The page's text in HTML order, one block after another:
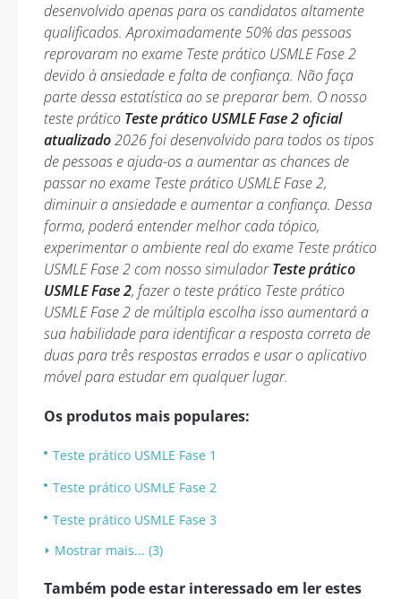
desenvolvido apenas para os candidatos altamente
qualificados. Aproximadamente 50% das pessoas
reprovaram no exame Teste prático USMLE Fase 2
devido à ansiedade e falta de confiança. Não faça
parte dessa estatística ao se preparar bem. O nosso
teste prático Teste prático USMLE Fase 2 oficial
atualizado2026 foi desenvolvido para todos os tipos
de pessoas e ajuda-os a aumentar as chances de
passar no exame Teste prático USMLE Fase 2,
diminuir a ansiedade e aumentar a confiança. Dessa
forma, poderá entender melhor cada tópico,
experimentar o ambiente real do exame Teste prático
USMLE Fase 2 com nosso simuladorTeste prático
USMLE Fase 2, fazer o teste prático Teste prático
USMLE Fase 2 de múltipla escolha isso aumentará a
sua habilidade para identificar a resposta correta de
duas para três respostas erradas e usar o aplicativo
móvel para estudar em qualquer lugar.
Os produtos mais populares:
Teste prático USMLE Fase 1
Teste prático USMLE Fase 2
Teste prático USMLE Fase 3
Mostrar mais... (3)
Também pode estar interessado em ler estes